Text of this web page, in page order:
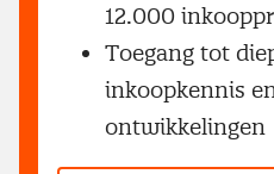
12.000
Toegang tot
inkoopkennis
ontwikkelingen